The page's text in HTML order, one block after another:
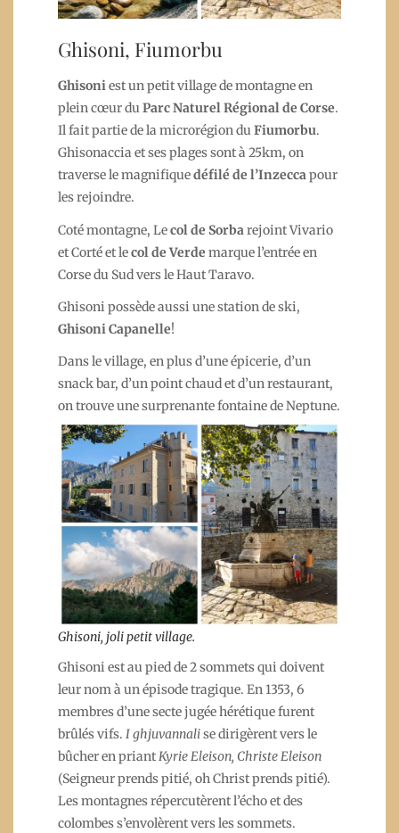
Ghisoni, Fiumorbu
Ghisoniest un petit village de montagne en
plein cœur duParc Naturel Régional de Corse.
Il fait partie de la microrégion duFiumorbu.
Ghisonaccia et ses plages sont à 25km, on
traverse le magnifiquedéfilé de l’Inzeccapour
les rejoindre.
Coté montagne, Lecol de Sorbarejoint Vivario
et Corté et lecol de Verde marque l’entrée en
Corse du Sud vers le Haut Taravo.
Ghisoni possède aussi une station de ski,
Ghisoni Capanelle!
Dans le village, en plus d’une épicerie, d’un
snack bar, d’un point chaud et d’un restaurant,
on trouve une surprenante fontaine de Neptune.
Ghisoni, joli petit village.
Ghisoni est au pied de 2 sommets qui doivent
leur nom à un épisode tragique. En 1353, 6
membres d’une secte jugée hérétique furent
brûlés vifs. I ghjuvannalise dirigèrent vers le
bûcher en priantKyrie Eleison, Christe Eleison
(Seigneur prends pitié, oh Christ prends pitié).
Les montagnes répercutèrent l’écho et des
colombes s’envolèrent vers les sommets.